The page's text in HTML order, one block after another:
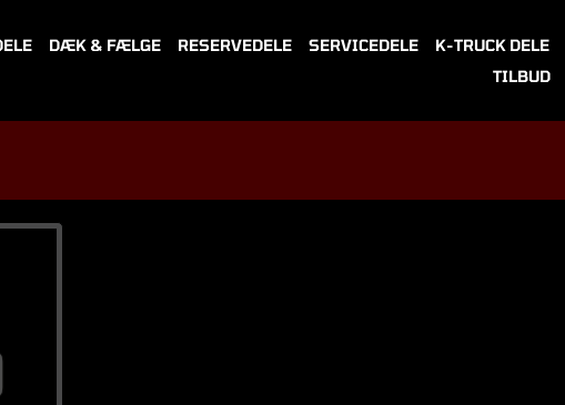
DÆK & FÆLGE RESERVEDELE SERVICEDELE K-TRUCK DELE
TILBUD